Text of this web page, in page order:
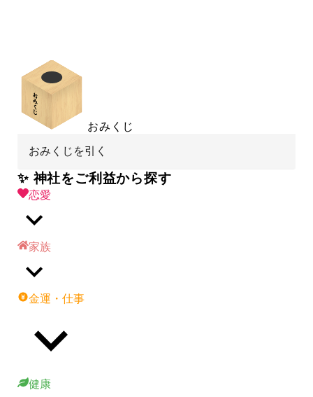
おみくじ
おみくじを引く
✨ 神社をご利益から探す
恋愛
家族
金運・仕事
健康